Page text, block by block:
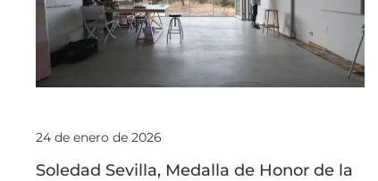
24 de enero de 2026
Soledad Sevilla, Medalla de Honor de la